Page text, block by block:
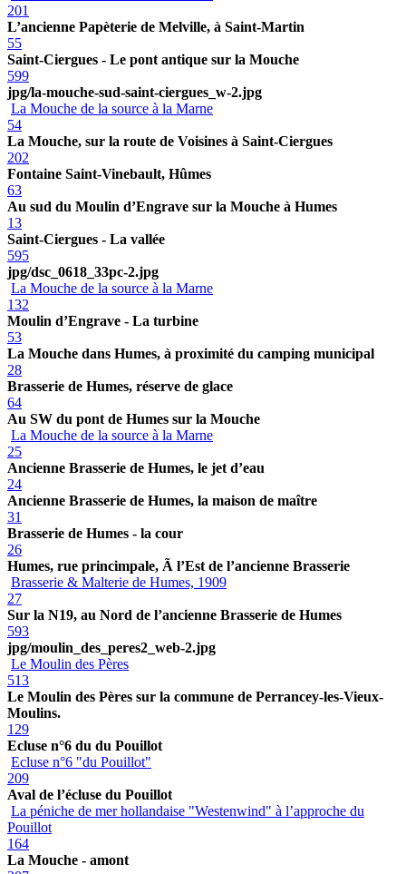
201
L’ancienne Papèterie de Melville, à Saint-Martin
55
Saint-Ciergues - Le pont antique sur la Mouche
599
jpg/la-mouche-sud-saint-ciergues_w-2.jpg
La Mouche de la source à la Marne
54
La Mouche, sur la route de Voisines à Saint-Ciergues
202
Fontaine Saint-Vinebault, Hûmes
63
Au sud du Moulin d’Engrave sur la Mouche à Humes
13
Saint-Ciergues - La vallée
595
jpg/dsc_0618_33pc-2.jpg
La Mouche de la source à la Marne
132
Moulin d’Engrave - La turbine
53
La Mouche dans Humes, à proximité du camping municipal
28
Brasserie de Humes, réserve de glace
64
Au SW du pont de Humes sur la Mouche
La Mouche de la source à la Marne
25
Ancienne Brasserie de Humes, le jet d’eau
24
Ancienne Brasserie de Humes, la maison de maître
31
Brasserie de Humes - la cour
26
Humes, rue princimpale, Ã l’Est de l’ancienne Brasserie
Brasserie & Malterie de Humes, 1909
27
Sur la N19, au Nord de l’ancienne Brasserie de Humes
593
jpg/moulin_des_peres2_web-2.jpg
Le Moulin des Pères
513
Le Moulin des Pères sur la commune de Perrancey-les-Vieux-
Moulins.
129
Ecluse n°6 du du Pouillot
Ecluse n°6 "du Pouillot"
209
Aval de l’écluse du Pouillot
La péniche de mer hollandaise "Westenwind" à l’approche du
Pouillot
164
La Mouche - amont